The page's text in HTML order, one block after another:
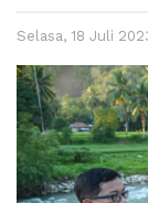
Selasa, 18 Juli